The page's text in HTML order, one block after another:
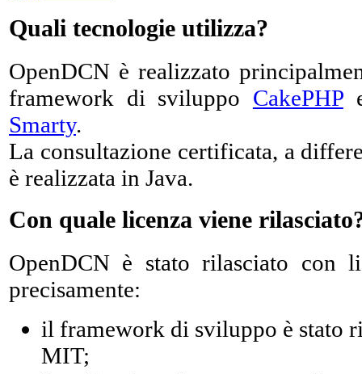
Quali tecnologie utilizza?
OpenDCN è realizzato
framework di sviluppo CakePHP
Smarty.
La consultazione certificata, a
è realizzata in Java.
Con quale licenza viene
OpenDCN è stato rilasciato con
precisamente:
il framework di sviluppo è stato
MIT;